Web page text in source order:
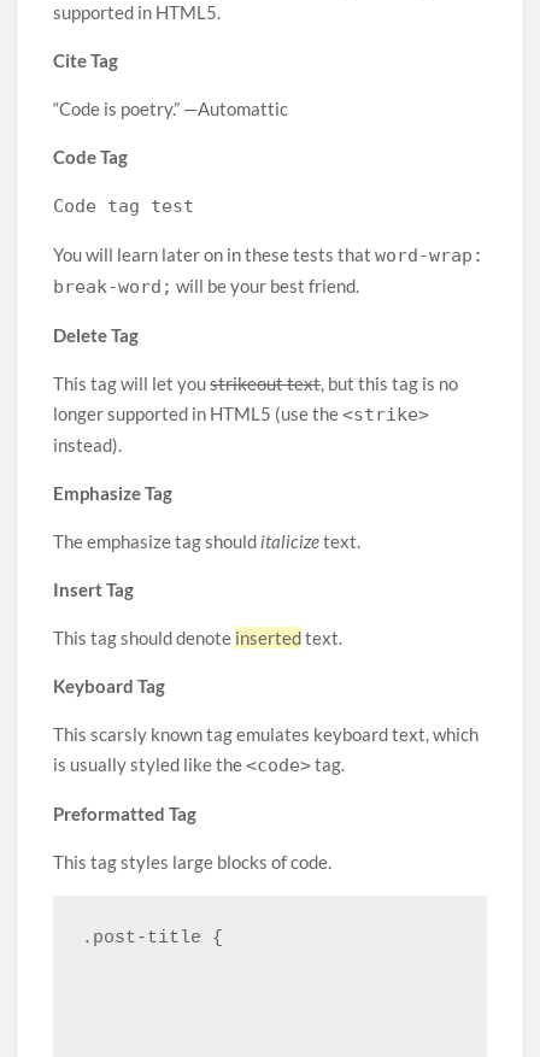
supported in HTML5.
Cite Tag
“Code is poetry.” —Automattic
Code Tag
Code tag test
You will learn later on in these tests thatword-wrap:
break-word; will be your best friend.
Delete Tag
This tag will let youstrikeout text, but this tag is no
longer supported in HTML5 (use the<strike>
instead).
Emphasize Tag
The emphasize tag should italicizetext.
Insert Tag
This tag should denote insertedtext.
Keyboard Tag
This scarsly known tag emulates keyboard text, which
is usually styled like the<code>tag.
Preformatted Tag
This tag styles large blocks of code.
.post-title {